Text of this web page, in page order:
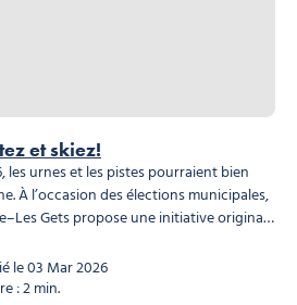
et skiez!
les urnes et les pistes pourraient bien
À l’occasion des élections municipales,
Gets propose une initiative originale
Parce que voter est un acte
le 03 Mar 2026
: 2 min.